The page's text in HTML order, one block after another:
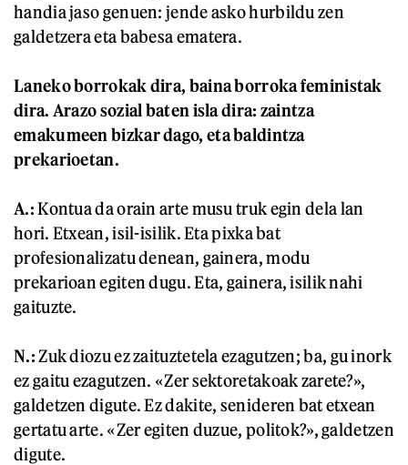
handia jaso genuen: jende asko hurbildu zen
galdetzera eta babesa ematera.
Laneko borrokak dira, baina borroka feministak
dira. Arazo sozial baten isla dira: zaintza
emakumeen bizkar dago, eta baldintza
prekarioetan.
A.:Kontua da orain arte musu truk egin dela lan
hori. Etxean, isil-isilik. Eta pixka bat
profesionalizatu denean, gainera, modu
prekarioan egiten dugu. Eta, gainera, isilik nahi
gaituzte.
N.:Zuk diozu ez zaituztetela ezagutzen; ba, gu inork
ez gaitu ezagutzen. «Zer sektoretakoak zarete?»,
galdetzen digute. Ez dakite, senideren bat etxean
gertatu arte. «Zer egiten duzue, politok?», galdetzen
digute.